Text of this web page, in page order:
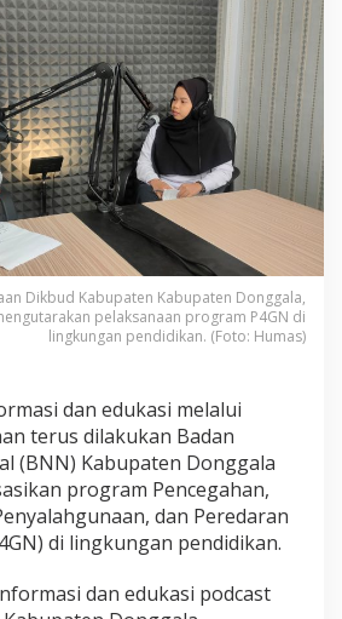
Dikbud Kabupaten Kabupaten Donggala,
pelaksanaan program P4GN di
lingkungan pendidikan. (Foto: Humas)
dan edukasi melalui
terus dilakukan Badan
(BNN) Kabupaten Donggala
program Pencegahan,
dan Peredaran
di lingkungan pendidikan.
dan edukasi podcast